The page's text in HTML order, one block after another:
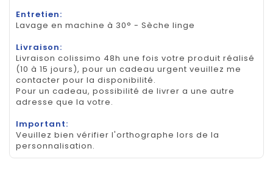
Entretien:
Lavage en machine à 30° - Sèche linge
Livraison:
Livraison colissimo 48h une fois votre produit réalisé
(10 à 15 jours), pour un cadeau urgent veuillez me
contacter pour la disponibilité.
Pour un cadeau, possibilité de livrer a une autre
adresse que la votre.
Important:
Veuillez bien vérifier l'orthographe lors de la
personnalisation.